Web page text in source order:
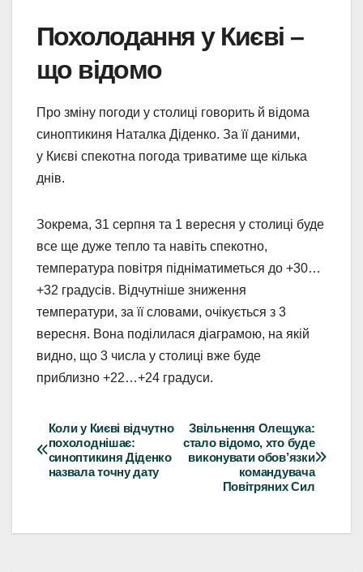
Похолодання у Києві –
що відомо
Про зміну погоди у столиці говорить й відома
синоптикиня Наталка Діденко. За її даними,
у Києві спекотна погода триватиме ще кілька
днів.
Зокрема, 31 серпня та 1 вересня у столиці буде
все ще дуже тепло та навіть спекотно,
температура повітря підніматиметься до +30…
+32 градусів. Відчутніше зниження
температури, за її словами, очікується з 3
вересня. Вона поділилася діаграмою, на якій
видно, що 3 числа у столиці вже буде
приблизно +22…+24 градуси.
Навігація
записів
Звільнення Олещука:
стало відомо, хто буде
виконувати обов’язки
командувача
Повітряних Сил
Коли у Києві відчутно
похолоднішає:
синоптикиня Діденко
назвала точну дату